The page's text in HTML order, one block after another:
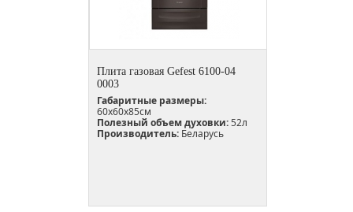
Плита газовая Gefest 6100-04
0003
Габаритные размеры:
60х60х85см
Полезный объем духовки:52л
Производитель: Беларусь